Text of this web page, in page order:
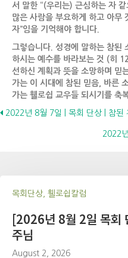
서 말한 “(우리는) 근심하는 자
많은 사람을 부요하게 하고 아무
자”임을 기억해야 합니다.
그렇습니다 . 성경에 말하는 참된
하시는 예수를 바라보는 것 (히
선하신 계획과 뜻을 소망하며 믿
가는 이 시대에 참된 믿음, 바른
가는 휄로쉽 교우들 되시기를 축
Posts
2022년 8월 7일 | 목회 단상 | 참
2022
목회단상, 휄로쉽칼럼
[2026년 8월 2일 목회
주님
August 2, 2026